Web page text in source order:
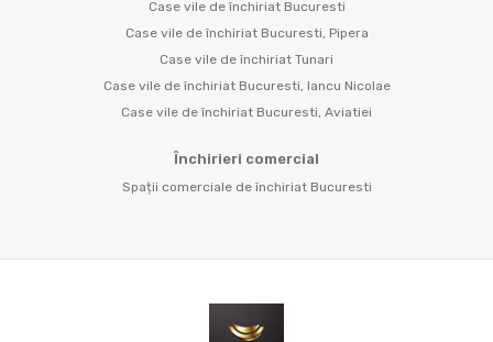
Case vile de închiriat Bucuresti
Case vile de închiriat Bucuresti, Pipera
Case vile de închiriat Tunari
Case vile de închiriat Bucuresti, Iancu Nicolae
Case vile de închiriat Bucuresti, Aviatiei
Închirieri comercial
Spații comerciale de închiriat Bucuresti